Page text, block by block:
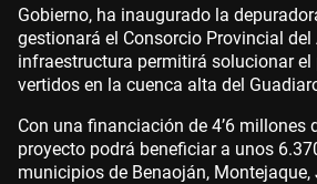
Gobierno, ha inaugurado la
gestionará el Consorcio Provincial del
infraestructura permitirá solucionar el
vertidos en la cuenca alta del
Con una financiación de 4’6 millones
proyecto podrá beneficiar a unos
municipios de Benaoján,